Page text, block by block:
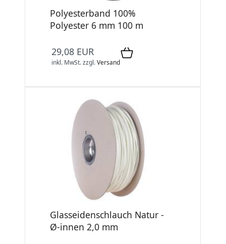
Polyesterband 100%
Polyester 6 mm 100 m
29,08 EUR
inkl. MwSt.zzgl.Versand
Glasseidenschlauch Natur -
Ø-innen 2,0 mm